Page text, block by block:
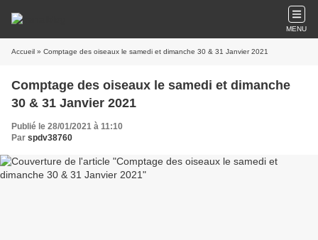
MENU
Accueil » Comptage des oiseaux le samedi et dimanche 30 & 31 Janvier 2021
Comptage des oiseaux le samedi et dimanche
30 & 31 Janvier 2021
Publié le 28/01/2021 à 11:10
Par spdv38760